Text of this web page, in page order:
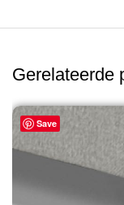
Gerelateerde
Save